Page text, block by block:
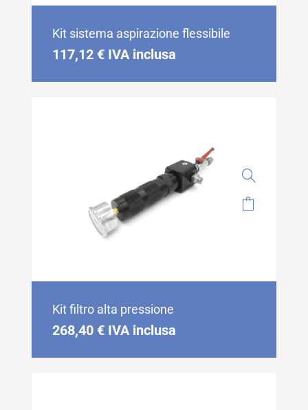
Kit sistema aspirazione flessibile
117,12 € IVA inclusa
Kit filtro alta pressione
268,40 € IVA inclusa